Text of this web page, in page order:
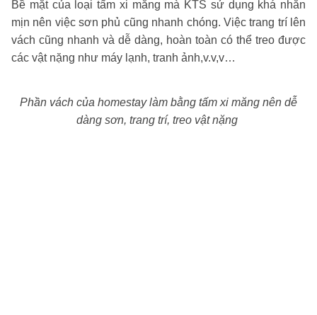
Bề mặt của loại tấm xi măng mà KTS sử dụng khá nhẵn
mịn nên việc sơn phủ cũng nhanh chóng. Việc trang trí lên
vách cũng nhanh và dễ dàng, hoàn toàn có thể treo được
các vật nặng như máy lạnh, tranh ảnh,v.v,v…
Phần vách của homestay làm bằng tấm xi măng nên dễ
dàng sơn, trang trí, treo vật nặng